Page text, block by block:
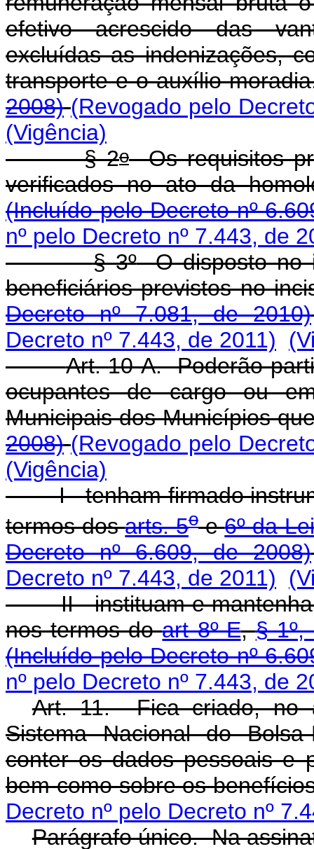
efetivo acrescido das
excluídas as indenizações,
transporte e o auxílio-
2008) (Revogado pelo
(Vigência)
§ 2oOs requisitos
verificados no ato da
(Incluído pelo Decreto nº
nº pelo Decreto nº 7.443, de
§ 3ºO disposto no
beneficiários previstos no
Decreto nº 7.081, de 2010)
Decreto nº 7.443, de 2011)
Art. 10-A. Poderão
ocupantes de cargo ou
Municipais dos Municípios
2008) (Revogado pelo
(Vigência)
I - tenham firmado
termos dosarts. 5oe6º da
Decreto nº 6.609, de 2008)
Decreto nº 7.443, de 2011)
II - instituam e mantenham
nos termos doart 8º-E,§ 1º,
(Incluído pelo Decreto nº
nº pelo Decreto nº 7.443, de
Art. 11. Fica criado, no
Sistema Nacional do
conter os dados pessoais e
bem como sobre os
Decreto nº pelo Decreto nº
Parágrafo único. Na